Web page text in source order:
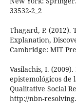
33532-2_2
Thagard, P. (2012).
Explanation,
Cambridge: MIT
Vasilachis, I.
epistemológicos de
Qualitative Social
http://nbn-